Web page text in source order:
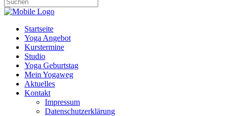
Startseite
Yoga Angebot
Kurstermine
Studio
Yoga Geburtstag
Mein Yogaweg
Aktuelles
Kontakt
Impressum
Datenschutzerklärung